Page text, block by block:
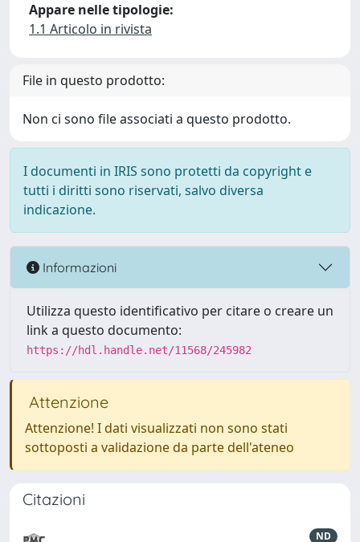
Appare nelle tipologie:
1.1 Articolo in rivista
File in questo prodotto:
Non ci sono file associati a questo prodotto.
I documenti in IRIS sono protetti da copyright e
tutti i diritti sono riservati, salvo diversa
indicazione.
Informazioni
Utilizza questo identificativo per citare o creare un
link a questo documento:
https://hdl.handle.net/11568/245982
Attenzione
Attenzione! I dati visualizzati non sono stati
sottoposti a validazione da parte dell'ateneo
Citazioni
ND